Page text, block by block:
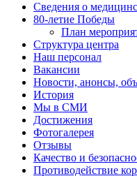
Сведения о
80-летие Победы
План
Структура центра
Наш персонал
Вакансии
Новости, анонсы,
История
Мы в СМИ
Достижения
Фотогалерея
Отзывы
Качество и
Противодействие